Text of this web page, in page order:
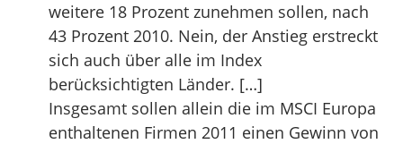
weitere 18 Prozent zunehmen sollen, nach
43 Prozent 2010. Nein, der Anstieg erstreckt
sich auch über alle im Index
berücksichtigten Länder. […]
Insgesamt sollen allein die im MSCI Europa
enthaltenen Firmen 2011 einen Gewinn von